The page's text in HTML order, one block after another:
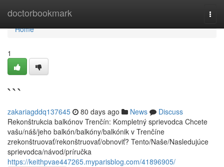
doctorbookmark
Home
Home
1
```
zakariagddq137645 80 days ago News
Discuss
Rekonštrukcia balkónov Trenčín: Kompletný sprievodca Chcete
vašu/náš/jeho balkón/balkóny/balkónik v Trenčíne
zrekonštruovať/rekonštruovať/obnoviť? Tento/Naše/Nasledujúce
sprievodca/návod/príručka
https://keithpvae447265.myparisblog.com/41896905/